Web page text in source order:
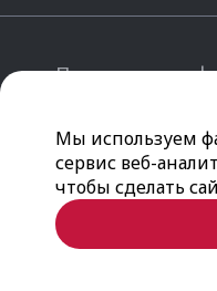
Мы используем
сервис веб-
чтобы сделать
Политика
Мы принимаем
© 2026 Нильсон